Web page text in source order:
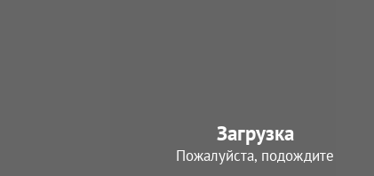
Загрузка
Пожалуйста, подождите